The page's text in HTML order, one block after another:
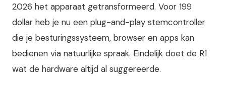
2026 het apparaat getransformeerd. Voor 199
dollar heb je nu een plug-and-play stemcontroller
die je besturingssysteem, browser en apps kan
bedienen via natuurlijke spraak. Eindelijk doet de R1
wat de hardware altijd al suggereerde.